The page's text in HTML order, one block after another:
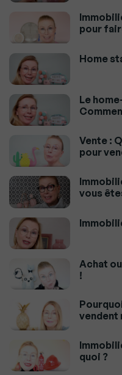
pour
Home
Le
Vente :
pour
vous
Achat
!
vendent
quoi ?